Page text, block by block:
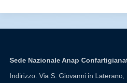
Sede Nazionale Anap
Indirizzo: Via S. Giovanni in